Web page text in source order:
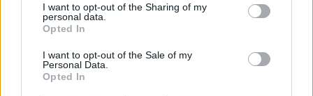
I want to opt-out of the Sharing of my
personal data.
Opted In
I want to opt-out of the Sale of my
Personal Data.
Opted In
και το Υπουργείο Πολιτισμού δια της Εφορείας
Αρχαιοτήτων Κυκλάδων, στην Αθήνα, μέχρι τις 4 Μαϊου,
θα μεταφερθεί στη Σαντορίνη για να εγκαινιάσει το
ανακαινισμένο Αρχαιολογικό Μουσείο Θήρας στις 13
Ιουνίου 2025. Η έκθεση, που συνδιοργανώνεται με τον
Δήμο […]
09.04.2025 - 18.44